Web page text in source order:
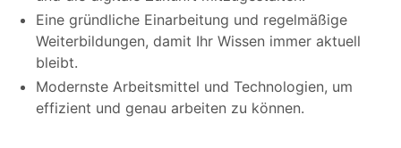
Eine gründliche Einarbeitung und regelmäßige
Weiterbildungen, damit Ihr Wissen immer aktuell
bleibt.
Modernste Arbeitsmittel und Technologien, um
effizient und genau arbeiten zu können.